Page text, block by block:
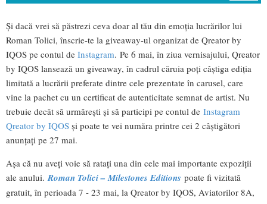
Și dacă vrei să păstrezi ceva doar al tău din emoția lucrărilor lui
Roman Tolici, înscrie-te la giveaway-ul organizat de Qreator by
IQOS pe contul de Instagram. Pe 6 mai, în ziua vernisajului, Qreator
by IQOS lansează un giveaway, în cadrul căruia poți câștiga ediția
limitată a lucrării preferate dintre cele prezentate în carusel, care
vine la pachet cu un certificat de autenticitate semnat de artist. Nu
trebuie decât să urmărești și să participi pe contul de Instagram
Qreator by IQOS și poate te vei număra printre cei 2 câștigători
anunțați pe 27 mai.
Așa că nu aveți voie să ratați una din cele mai importante expoziții
ale anului. Roman Tolici – Milestones Editions poate fi vizitată
gratuit, în perioada 7 - 23 mai, la Qreator by IQOS, Aviatorilor 8A,